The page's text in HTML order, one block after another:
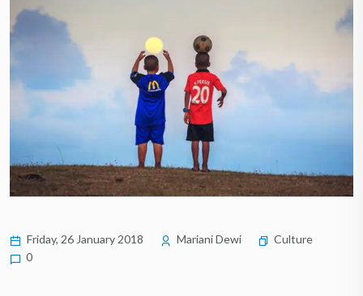
Friday, 26 January 2018 Mariani Dewi
Culture
0